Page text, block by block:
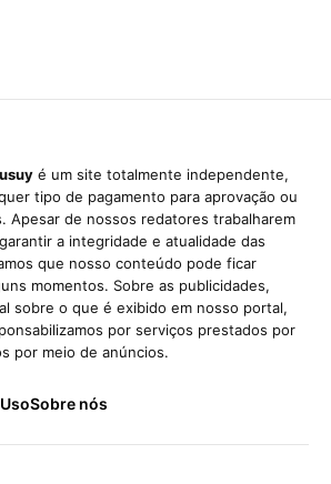
é um site totalmente independente,
tipo de pagamento para aprovação ou
Apesar de nossos redatores trabalharem
a integridade e atualidade das
que nosso conteúdo pode ficar
momentos. Sobre as publicidades,
sobre o que é exibido em nosso portal,
por serviços prestados por
por meio de anúncios.
Sobre nós